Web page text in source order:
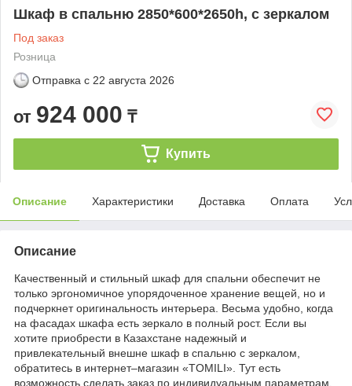
Шкаф в спальню 2850*600*2650h, с зеркалом
Под заказ
Розница
Отправка с 22 августа 2026
от 924 000 ₸
Купить
Описание Характеристики Доставка Оплата
Описание
Качественный и стильный шкаф для спальни обеспечит не
только эргономичное упорядоченное хранение вещей, но и
подчеркнет оригинальность интерьера. Весьма удобно, когда
на фасадах шкафа есть зеркало в полный рост. Если вы
хотите приобрести в Казахстане надежный и
привлекательный внешне шкаф в спальню с зеркалом,
обратитесь в интернет–магазин «TOMILI». Тут есть
возможность сделать заказ по индивидуальным параметрам,